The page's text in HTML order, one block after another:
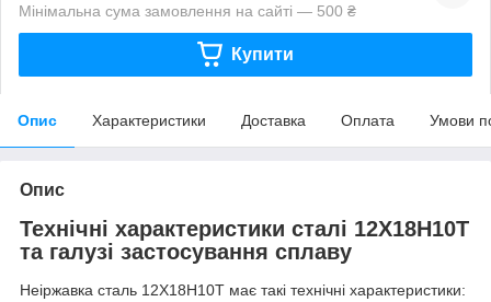
Мінімальна сума замовлення на сайті — 500 ₴
Купити
Опис Характеристики Доставка Оплата Умови
Опис
Технічні характеристики сталі 12Х18Н10Т
та галузі застосування сплаву
Неіржавка сталь 12Х18Н10Т має такі технічні характеристики: